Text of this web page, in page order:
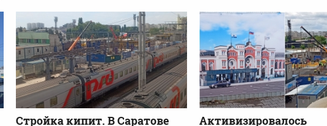
Стройка кипит. В Саратове
Активизировалось